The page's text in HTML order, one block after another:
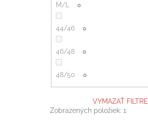
M/L 0
44/46 0
46/48 0
48/50 0
VYMAZAŤ FILTRE
Zobrazených položiek: 1